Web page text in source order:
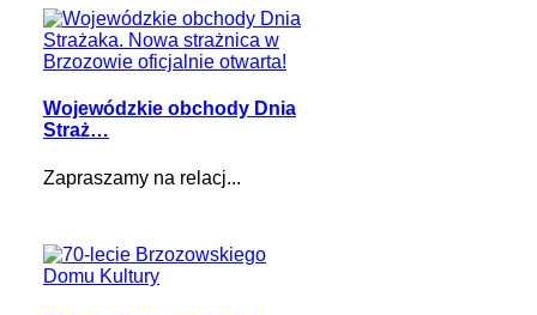
Wojewódzkie obchody Dnia
Straż…
Zapraszamy na relacj...